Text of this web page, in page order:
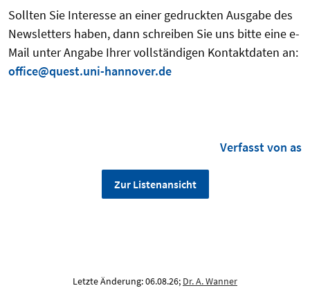
Sollten Sie Interesse an einer gedruckten Ausgabe des
Newsletters haben, dann schreiben Sie uns bitte eine e-
Mail unter Angabe Ihrer vollständigen Kontaktdaten an:
office@quest.uni-hannover.de
Verfasst von as
Zur Listenansicht
Letzte Änderung: 06.08.26; Dr. A. Wanner